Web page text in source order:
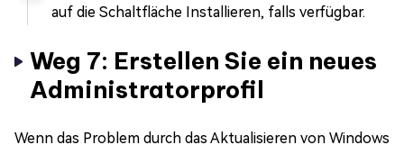
auf die Schaltfläche Installieren, falls verfügbar.
Weg 7: Erstellen Sie ein neues
Administratorprofil
Wenn das Problem durch das Aktualisieren von Windows